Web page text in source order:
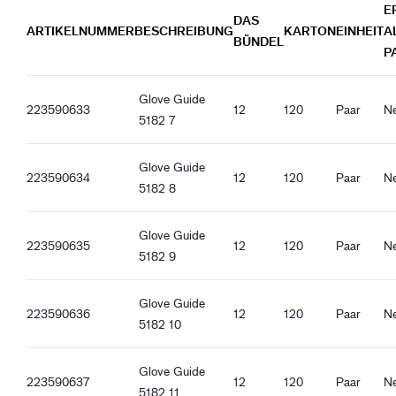
Guide 5182_nl-NL_Productsheet.pdf
Guide 5182_de-DE_Productsheet.pdf
Guide 5182_fr-FR_Productsheet.pdf
Guide 5182_pl-PL_Productsheet.pdf
Guide 5182_ro-RO_Productsheet.pdf
Guide 5182_hu-HU_Productsheet.pdf
Guide 5182_et-EE_Productsheet.pdf
ARTIKELNUMMERBESCHREIBUNG
DAS
BÜNDEL
KARTONEINHEIT
223590633
Glove Guide
5182 7
12 120 Paar
223590634
Glove Guide
5182 8
12 120 Paar
223590635
Glove Guide
5182 9
12 120 Paar
223590636
Glove Guide
5182 10
12 120 Paar
223590637
Glove Guide
5182 11
12 120 Paar